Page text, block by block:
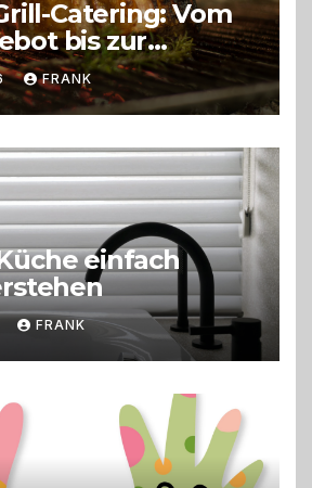
Catering: Vom
bis zur
Eventorganisation
Events,
und
FRANK
einfach
FRANK